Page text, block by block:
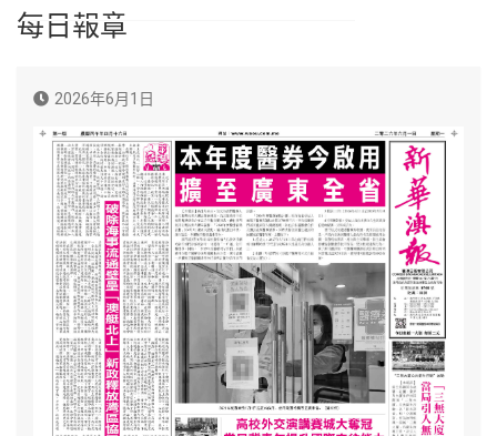
每日報章
2026年6月1日